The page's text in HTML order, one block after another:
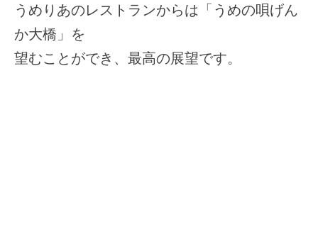
うめりあのレストランからは「うめの唄げん
か大橋」を
望むことができ、最高の展望です。